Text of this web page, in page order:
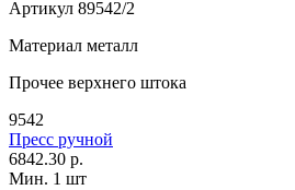
Артикул 89542/2
Материал металл
Прочее верхнего штока
9542
Пресс ручной
6842.30 р.
Мин. 1 шт